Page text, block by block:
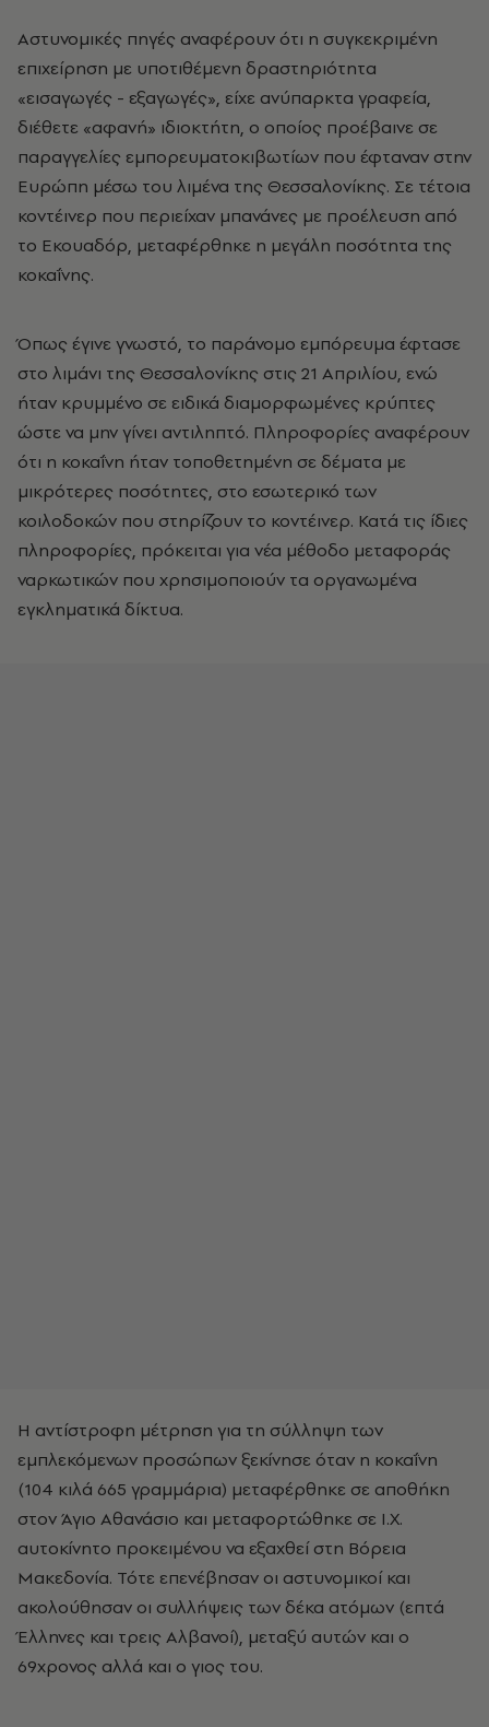
Αστυνομικές πηγές αναφέρουν ότι η συγκεκριμένη
επιχείρηση με υποτιθέμενη δραστηριότητα
«εισαγωγές - εξαγωγές», είχε ανύπαρκτα γραφεία,
διέθετε «αφανή» ιδιοκτήτη, ο οποίος προέβαινε σε
παραγγελίες εμπορευματοκιβωτίων που έφταναν στην
Ευρώπη μέσω του λιμένα της Θεσσαλονίκης. Σε τέτοια
κοντέινερ που περιείχαν μπανάνες με προέλευση από
το Εκουαδόρ, μεταφέρθηκε η μεγάλη ποσότητα της
κοκαΐνης.
Όπως έγινε γνωστό, το παράνομο εμπόρευμα έφτασε
στο λιμάνι της Θεσσαλονίκης στις 21 Απριλίου, ενώ
ήταν κρυμμένο σε ειδικά διαμορφωμένες κρύπτες
ώστε να μην γίνει αντιληπτό. Πληροφορίες αναφέρουν
ότι η κοκαΐνη ήταν τοποθετημένη σε δέματα με
μικρότερες ποσότητες, στο εσωτερικό των
κοιλοδοκών που στηρίζουν το κοντέινερ. Κατά τις ίδιες
πληροφορίες, πρόκειται για νέα μέθοδο μεταφοράς
ναρκωτικών που χρησιμοποιούν τα οργανωμένα
εγκληματικά δίκτυα.
Η αντίστροφη μέτρηση για τη σύλληψη των
εμπλεκόμενων προσώπων ξεκίνησε όταν η κοκαΐνη
(104 κιλά 665 γραμμάρια) μεταφέρθηκε σε αποθήκη
στον Άγιο Αθανάσιο και μεταφορτώθηκε σε Ι.Χ.
αυτοκίνητο προκειμένου να εξαχθεί στη Βόρεια
Μακεδονία. Τότε επενέβησαν οι αστυνομικοί και
ακολούθησαν οι συλλήψεις των δέκα ατόμων (επτά
Έλληνες και τρεις Αλβανοί), μεταξύ αυτών και ο
69χρονος αλλά και ο γιος του.